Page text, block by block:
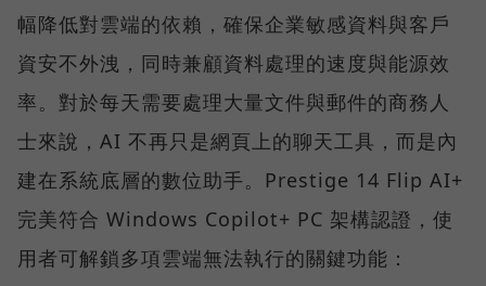
幅降低對雲端的依賴，確保企業敏感資料與客戶
資安不外洩，同時兼顧資料處理的速度與能源效
率。對於每天需要處理大量文件與郵件的商務人
士來說，AI 不再只是網頁上的聊天工具，而是內
建在系統底層的數位助手。Prestige 14 Flip AI+
完美符合 Windows Copilot+ PC 架構認證，使
用者可解鎖多項雲端無法執行的關鍵功能：